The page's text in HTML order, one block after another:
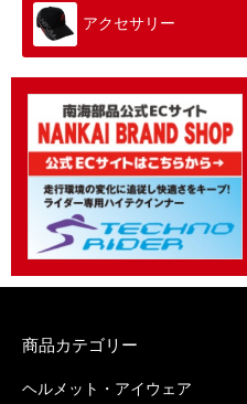
アクセサリー
商品カテゴリー
ヘルメット・アイウェア